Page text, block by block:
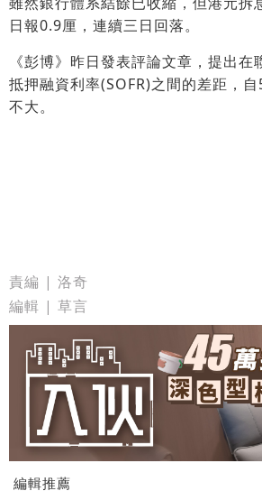
日報0.9厘，連續三日回落。
《彭博》昨日發表評論文章，提出
抵押融資利率(SOFR)之間的差距，
不大。
責編 | 洛奇
編輯 | 草言
編輯推薦